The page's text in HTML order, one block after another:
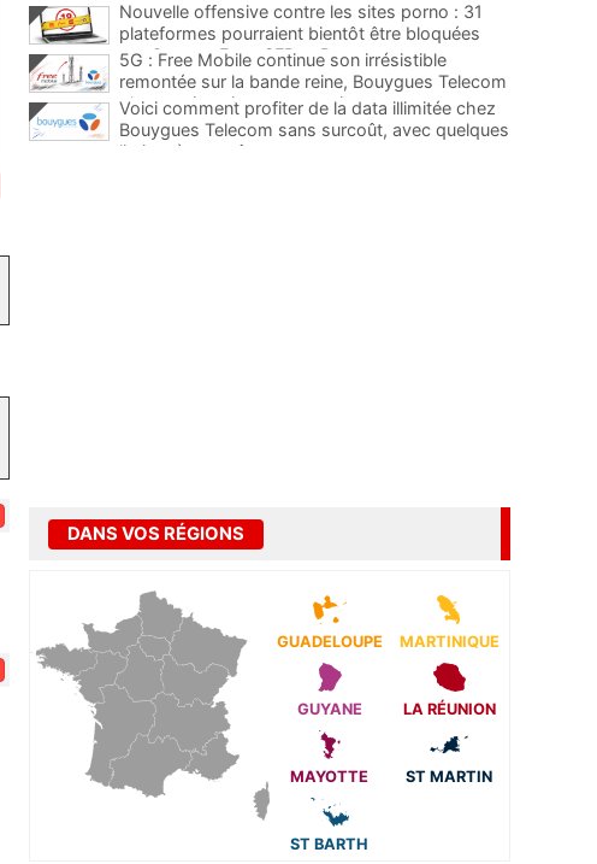
Nouvelle offensive contre les sites porno : 31
plateformes pourraient bientôt être bloquées
par Orange, Free, SFR et Bouygues
5G : Free Mobile continue son irrésistible
remontée sur la bande reine, Bouygues Telecom
plus que jamais sous pression
Voici comment profiter de la data illimitée chez
Bouygues Telecom sans surcoût, avec quelques
limites à connaître
DANS VOS RÉGIONS
GUADELOUPE MARTINIQUE
GUYANE LA RÉUNION
MAYOTTE ST MARTIN
ST BARTH